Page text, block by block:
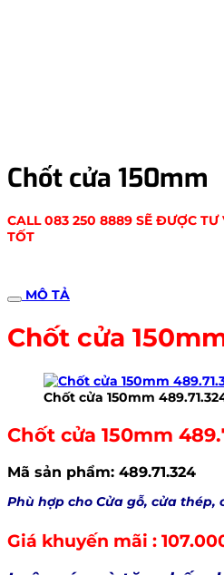
Chốt cửa 150mm
CALL 083 250 8889 SẼ ĐƯỢC TƯ
TỐT
MÔ TẢ
Chốt cửa
Chốt cửa 150mm
Chốt cửa 150mm
Mã sản phẩm: 489.71.324
Phù hợp cho Cửa gỗ, cửa thép,
Giá khuyến mãi :